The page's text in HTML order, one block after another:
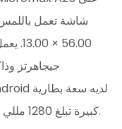
كبيرة تبلغ 1280 مللي أمبير في الساعة والتي تأتي على أنها نعم.